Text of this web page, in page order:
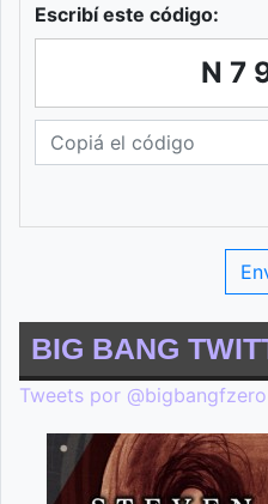
Escribí este código:
BIG BANG
Tweets por @bigbangfzero